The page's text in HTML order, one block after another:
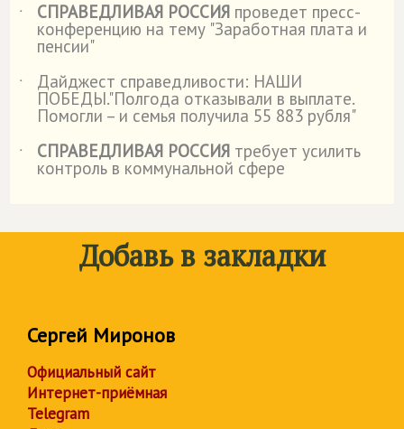
˙
СПРАВЕДЛИВАЯ РОССИЯ проведет пресс-
конференцию на тему "Заработная плата и
пенсии"
˙
Дайджест справедливости: НАШИ
ПОБЕДЫ."Полгода отказывали в выплате.
Помогли – и семья получила 55 883 рубля"
˙
СПРАВЕДЛИВАЯ РОССИЯ требует усилить
контроль в коммунальной сфере
Добавь в закладки
Сергей Миронов
Официальный сайт
Интернет-приёмная
Telegram